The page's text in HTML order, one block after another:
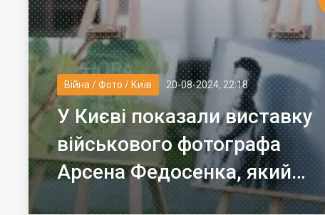
Війна / Фото / Київ 20-08-2024, 22:18
У Києві показали виставку
військового фотографа
Арсена Федосенка, який
загинув на війні